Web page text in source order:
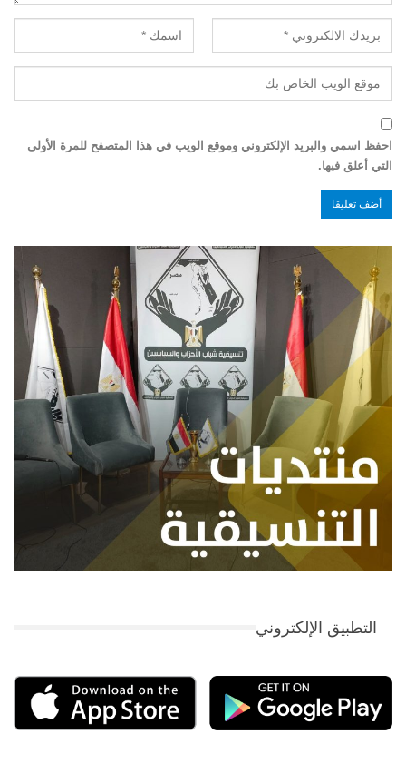
احفظ اسمي والبريد الإلكتروني وموقع الويب في هذا المتصفح للمرة الأولى
التي أعلق فيها.
التطبيق الإلكتروني